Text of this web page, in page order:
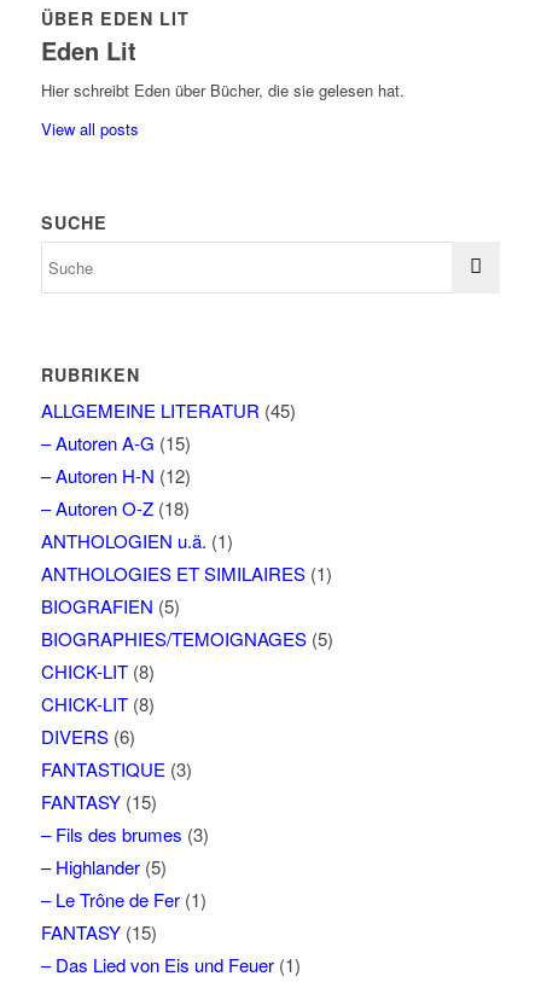
ÜBER EDEN LIT
Eden Lit
Hier schreibt Eden über Bücher, die sie gelesen hat.
View all posts
SUCHE
RUBRIKEN
ALLGEMEINE LITERATUR (45)
– Autoren A-G (15)
– Autoren H-N (12)
– Autoren O-Z(18)
ANTHOLOGIEN u.ä. (1)
ANTHOLOGIES ET SIMILAIRES(1)
BIOGRAFIEN (5)
BIOGRAPHIES/TEMOIGNAGES(5)
CHICK-LIT(8)
CHICK-LIT(8)
DIVERS(6)
FANTASTIQUE (3)
FANTASY(15)
– Fils des brumes (3)
– Highlander(5)
– Le Trône de Fer(1)
FANTASY(15)
– Das Lied von Eis und Feuer(1)